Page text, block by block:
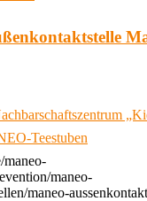
Teestuben
maneo-
maneo-
maneo-